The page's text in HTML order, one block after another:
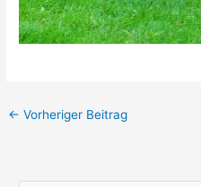
← Vorheriger Beitrag